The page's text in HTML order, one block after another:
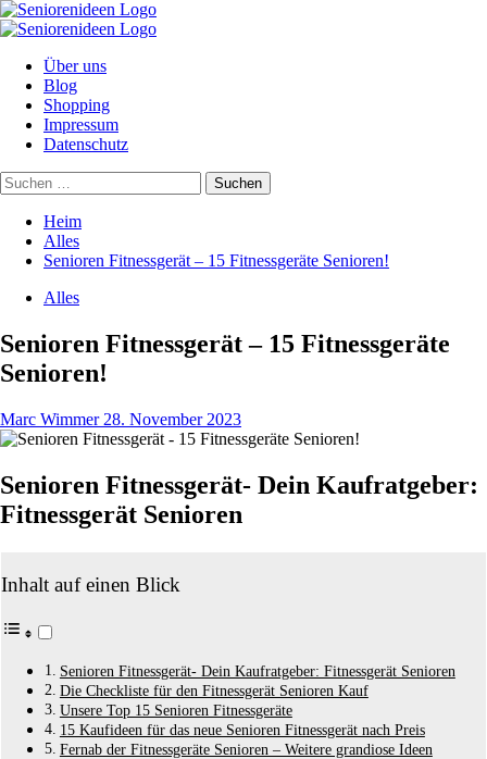
Zum
Inhalt
Primäres
Über uns
Blog
Shopping
Impressum
Datenschutz
Suchen
nach:
Heim
Alles
Senioren Fitnessgerät – 15 Fitnessgeräte Senioren!
Alles
Senioren Fitnessgerät – 15 Fitnessgeräte
Senioren!
Marc Wimmer 28. November 2023
Senioren Fitnessgerät- Dein Kaufratgeber:
Fitnessgerät Senioren
Inhalt auf einen Blick
Senioren Fitnessgerät- Dein Kaufratgeber: Fitnessgerät Senioren
Die Checkliste für den Fitnessgerät Senioren Kauf
Unsere Top 15 Senioren Fitnessgeräte
15 Kaufideen für das neue Senioren Fitnessgerät nach Preis
Fernab der Fitnessgeräte Senioren – Weitere grandiose Ideen